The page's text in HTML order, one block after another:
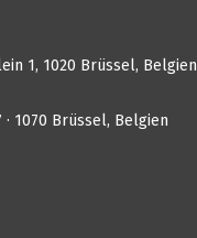
1, 1020 Brüssel, Belgien
1070 Brüssel, Belgien